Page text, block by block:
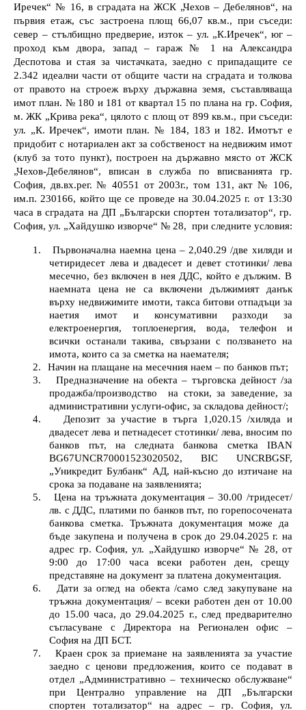
Иречек“ № 16, в сградата на ЖСК „Чехов – Дебелянов“, на
първия етаж, със застроена площ 66,07 кв.м., при съседи:
север – стълбищно предверие, изток – ул. „К.Иречек“, юг –
проход към двора, запад – гараж № 1 на Александра
Деспотова и стая за чистачката, заедно с припадащите се
2.342 идеални части от общите части на сградата и толкова
от правото на строеж върху държавна земя, съставляваща
имот план. № 180 и 181 от квартал 15 по плана на гр. София,
м. ЖК „Крива река“, цялото с площ от 899 кв.м., при съседи:
ул. „К. Иречек“, имоти план. № 184, 183 и 182. Имотът е
придобит с нотариален акт за собственост на недвижим имот
(клуб за тото пункт), построен на държавно място от ЖСК
„Чехов-Дебелянов“, вписан в служба по вписванията гр.
София, дв.вх.рег. № 40551 от 2003г., том 131, акт № 106,
им.п. 230166, който ще се проведе на30.04.2025г. от 13:30
часа в сградата на ДП „Български спортен тотализатор“, гр.
София, ул. „Хайдушко изворче“ № 28, при следните условия:
1. Първоначална наемна цена – 2,040.29 /две хиляди и
четиридесет лева и двадесет и девет стотинки/лева
месечно, без включен в нея ДДС, който е дължим. В
наемната цена не са включени дължимият данък
върху недвижимите имоти, такса битови отпадъци за
наетия имот и консумативни разходи за
електроенергия, топлоенергия, вода, телефон и
всички останали такива, свързани с ползването на
имота, които са за сметка на наемателя;
2.
Начин на плащане на месечния наем – по банков път;
3.
Предназначение на обекта – търговска дейност /за
продажба/производство
на стоки, за заведение, за
административни услуги-офис, за складова дейност/;
4.
Депозит за участие в търга 1,020.15 /хиляда и
двадесет лева и петнадесет стотинки/ лева, вносим по
банков път, на следната банкова сметка IBAN
BG67UNCR70001523020502, BIC UNCRBGSF,
„Уникредит Булбанк“ АД, най-късно до изтичане на
срока за подаване на заявленията;
5.
Цена на тръжната документация – 30.00 /тридесет/
лв. с ДДС, платими по банков път, по горепосоченатa
банкова сметка. Тръжната документация може да
бъде закупена и получена в срок до 29.04.2025 г. на
адрес гр. София, ул. „Хайдушко изворче“ № 28, от
9:00 до 17:00 часа всеки работен ден, срещу
представяне на документ за платена документация.
6.
Дати за оглед на обекта /само след закупуване на
тръжна документация/ – всеки работен ден от 10.00
до 15.00 часа, до 29.04.2025 г., след предварително
съгласуване с
Директора на Регионален офис –
Софияна ДП БСТ.
7.
Краен срок за приемане на заявленията за участие
заедно с ценови предложения, които се подават в
отдел „Административно – техническо обслужване“
при Централно управление на ДП „Български
спортен тотализатор“ на адрес – гр. София, ул.